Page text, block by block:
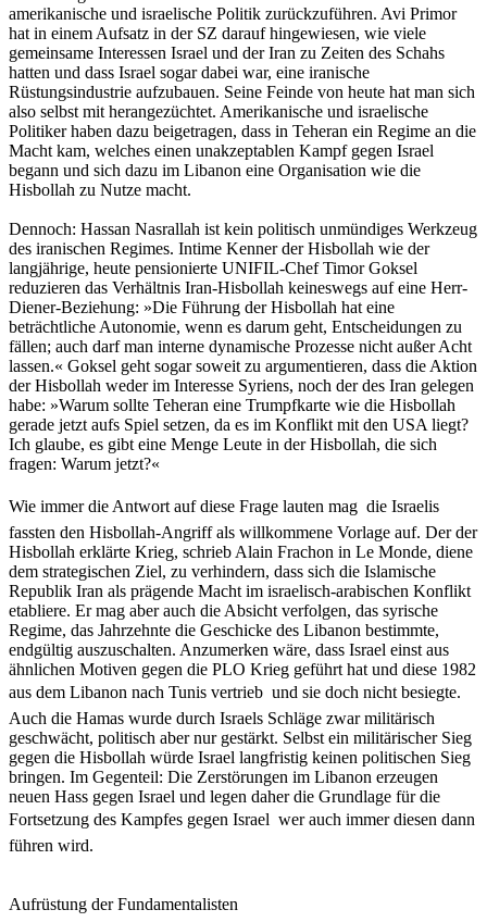
amerikanische und israelische Politik zurückzuführen. Avi Primor
hat in einem Aufsatz in der SZ darauf hingewiesen, wie viele
gemeinsame Interessen Israel und der Iran zu Zeiten des Schahs
hatten und dass Israel sogar dabei war, eine iranische
Rüstungsindustrie aufzubauen. Seine Feinde von heute hat man sich
also selbst mit herangezüchtet. Amerikanische und israelische
Politiker haben dazu beigetragen, dass in Teheran ein Regime an die
Macht kam, welches einen unakzeptablen Kampf gegen Israel
begann und sich dazu im Libanon eine Organisation wie die
Hisbollah zu Nutze macht.
Dennoch: Hassan Nasrallah ist kein politisch unmündiges Werkzeug
des iranischen Regimes. Intime Kenner der Hisbollah wie der
langjährige, heute pensionierte UNIFIL-Chef Timor Goksel
reduzieren das Verhältnis Iran-Hisbollah keineswegs auf eine Herr-
Diener-Beziehung: »Die Führung der Hisbollah hat eine
beträchtliche Autonomie, wenn es darum geht, Entscheidungen zu
fällen; auch darf man interne dynamische Prozesse nicht außer Acht
lassen.« Goksel geht sogar soweit zu argumentieren, dass die Aktion
der Hisbollah weder im Interesse Syriens, noch der des Iran gelegen
habe: »Warum sollte Teheran eine Trumpfkarte wie die Hisbollah
gerade jetzt aufs Spiel setzen, da es im Konflikt mit den USA liegt?
Ich glaube, es gibt eine Menge Leute in der Hisbollah, die sich
fragen: Warum jetzt?«
Wie immer die Antwort auf diese Frage lauten mag  die Israelis
fassten den Hisbollah-Angriff als willkommene Vorlage auf. Der der
Hisbollah erklärte Krieg, schrieb Alain Frachon in Le Monde, diene
dem strategischen Ziel, zu verhindern, dass sich die Islamische
Republik Iran als prägende Macht im israelisch-arabischen Konflikt
etabliere. Er mag aber auch die Absicht verfolgen, das syrische
Regime, das Jahrzehnte die Geschicke des Libanon bestimmte,
endgültig auszuschalten. Anzumerken wäre, dass Israel einst aus
ähnlichen Motiven gegen die PLO Krieg geführt hat und diese 1982
aus dem Libanon nach Tunis vertrieb  und sie doch nicht besiegte.
Auch die Hamas wurde durch Israels Schläge zwar militärisch
geschwächt, politisch aber nur gestärkt. Selbst ein militärischer Sieg
gegen die Hisbollah würde Israel langfristig keinen politischen Sieg
bringen. Im Gegenteil: Die Zerstörungen im Libanon erzeugen
neuen Hass gegen Israel und legen daher die Grundlage für die
Fortsetzung des Kampfes gegen Israel  wer auch immer diesen dann
führen wird.
Aufrüstung der Fundamentalisten